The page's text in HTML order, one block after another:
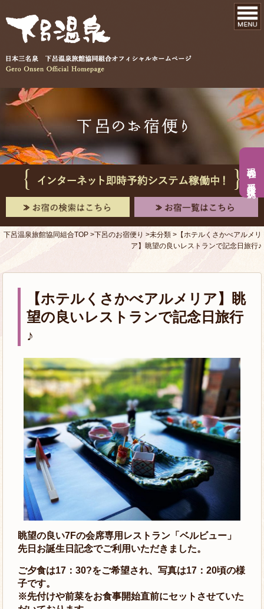
現在の手形入浴状況
下呂温泉旅館協同組合TOP 下呂のお宿便り 未分類
【ホテルくさかべアルメリ
ア】眺望の良いレストランで記念日旅行♪
【ホテルくさかべアルメリア】眺
望の良いレストランで記念日旅行
♪
眺望の良い7Fの会席専用レストラン「ベルビュー」
先日お誕生日記念でご利用いただきました。
ご夕食は17：30?をご希望され、写真は17：20頃の様
子です。
※先付けや前菜をお食事開始直前にセットさせていた